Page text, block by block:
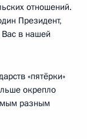
отношений.
Президент,
Вас в нашей
«пятёрки»
окрепло
разным